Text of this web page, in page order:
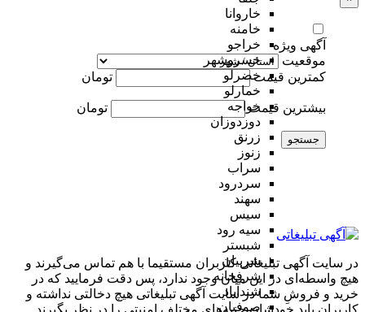
خاروانا
خامنه
خراجو
خسروشهر
خضرلو
خمارلو
خواجه
دوزدوزان
زرنق
زنوز
سراب
سردرود
سهند
سیس
سیه رود
شبستر
شربیان
شرفخانه
شندآباد
صوفیان
آگهی ویژه
موقعیت
کمترین قیمت
تومان
بیشترین قیمت تومان
جستجو
در سایت آگهی تبلیغاتی کاربران مستقیما با هم تماس می‌گیرند و
هیچ واسطه‌ای در این میان وجود ندارد، پس دقت فرمایید که در
خرید و فروشِ شما در سایت آگهی تبلیغاتی هیچ دخالتی نداشته و
کاربران باید خودشان جنبه‌های مختلف امنیتی را در نظر بگیرند.